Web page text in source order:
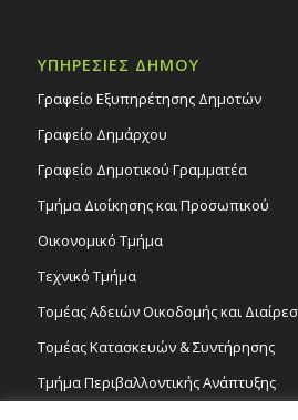
ΥΠΗΡΕΣΙΕΣ ΔΗΜΟΥ
Γραφείο Εξυπηρέτησης Δημοτών
Γραφείο Δημάρχου
Γραφείο Δημοτικού Γραμματέα
Τμήμα Διοίκησης και Προσωπικού
Οικονομικό Τμήμα
Τεχνικό Τμήμα
Τομέας Αδειών Οικοδομής και
Τομέας Κατασκευών & Συντήρησης
Τμήμα Περιβαλλοντικής Ανάπτυξης